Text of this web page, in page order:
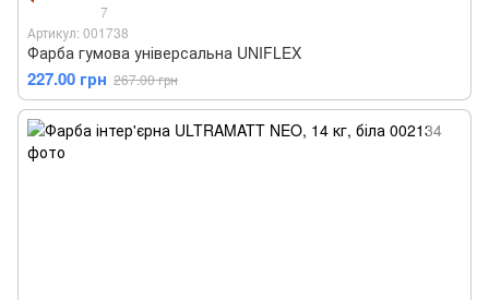
7
Артикул: 001738
Фарба гумова універсальна UNIFLEX
227.00 грн 267.00 грн